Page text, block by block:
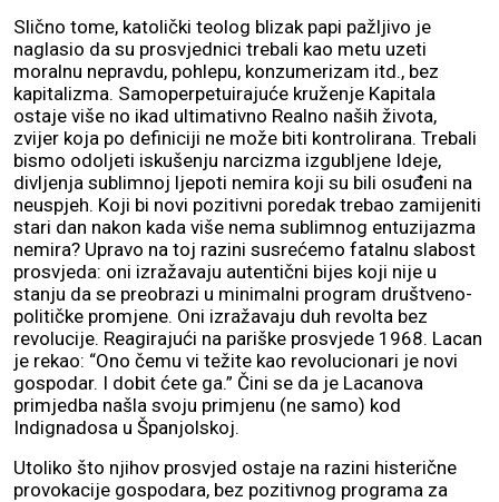
Slično tome, katolički teolog blizak papi pažljivo je
naglasio da su prosvjednici trebali kao metu uzeti
moralnu nepravdu, pohlepu, konzumerizam itd., bez
kapitalizma. Samoperpetuirajuće kruženje Kapitala
ostaje više no ikad ultimativno Realno naših života,
zvijer koja po definiciji ne može biti kontrolirana. Trebali
bismo odoljeti iskušenju narcizma izgubljene Ideje,
divljenja sublimnoj ljepoti nemira koji su bili osuđeni na
neuspjeh. Koji bi novi pozitivni poredak trebao zamijeniti
stari dan nakon kada više nema sublimnog entuzijazma
nemira? Upravo na toj razini susrećemo fatalnu slabost
prosvjeda: oni izražavaju autentični bijes koji nije u
stanju da se preobrazi u minimalni program društveno-
političke promjene. Oni izražavaju duh revolta bez
revolucije. Reagirajući na pariške prosvjede 1968. Lacan
je rekao: “Ono čemu vi težite kao revolucionari je novi
gospodar. I dobit ćete ga.” Čini se da je Lacanova
primjedba našla svoju primjenu (ne samo) kod
Indignadosa u Španjolskoj.
Utoliko što njihov prosvjed ostaje na razini histerične
provokacije gospodara, bez pozitivnog programa za